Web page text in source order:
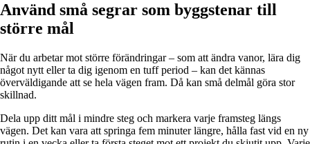
Använd små segrar som byggstenar till
större mål
När du arbetar mot större förändringar – som att ändra vanor, lära dig
något nytt eller ta dig igenom en tuff period – kan det kännas
överväldigande att se hela vägen fram. Då kan små delmål göra stor
skillnad.
Dela upp ditt mål i mindre steg och markera varje framsteg längs
vägen. Det kan vara att springa fem minuter längre, hålla fast vid en ny